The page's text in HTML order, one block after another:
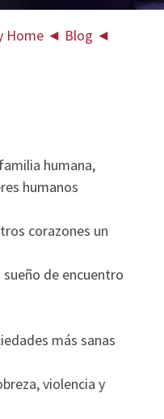
Home ◄ Blog ◄
humana,
humanos
corazones un
de encuentro
más sanas
violencia y